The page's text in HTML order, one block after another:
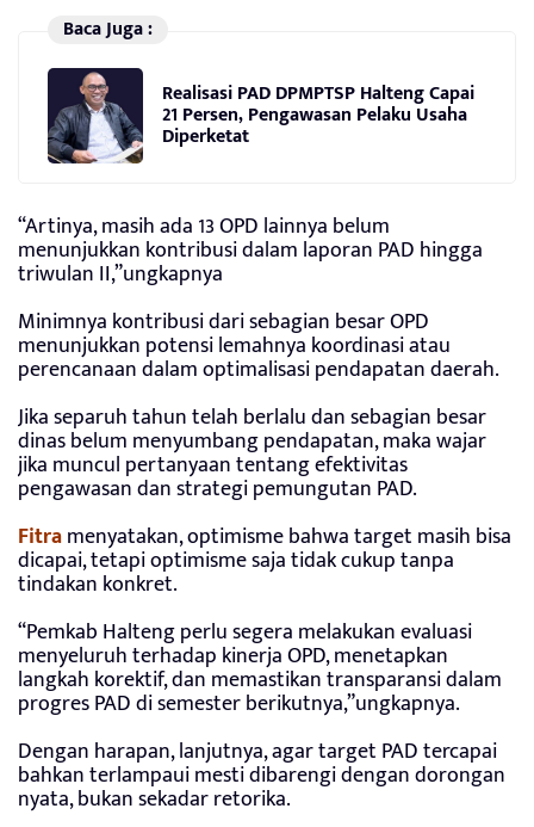
Baca Juga :
Realisasi PAD DPMPTSP Halteng Capai
21 Persen, Pengawasan Pelaku Usaha
Diperketat
“Artinya, masih ada 13 OPD lainnya belum
menunjukkan kontribusi dalam laporan PAD hingga
triwulan II,”ungkapnya
Minimnya kontribusi dari sebagian besar OPD
menunjukkan potensi lemahnya koordinasi atau
perencanaan dalam optimalisasi pendapatan daerah.
Jika separuh tahun telah berlalu dan sebagian besar
dinas belum menyumbang pendapatan, maka wajar
jika muncul pertanyaan tentang efektivitas
pengawasan dan strategi pemungutan PAD.
Fitramenyatakan, optimisme bahwa target masih bisa
dicapai, tetapi optimisme saja tidak cukup tanpa
tindakan konkret.
“Pemkab Halteng perlu segera melakukan evaluasi
menyeluruh terhadap kinerja OPD, menetapkan
langkah korektif, dan memastikan transparansi dalam
progres PAD di semester berikutnya,”ungkapnya.
Dengan harapan, lanjutnya, agar target PAD tercapai
bahkan terlampaui mesti dibarengi dengan dorongan
nyata, bukan sekadar retorika.